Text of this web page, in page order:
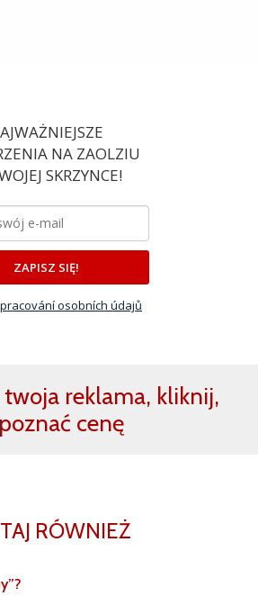
NA ZAOLZIU
SKRZYNCE!
ZAPISZ SIĘ!
osobních údajů
reklama, kliknij,
cenę
RÓWNIEŻ